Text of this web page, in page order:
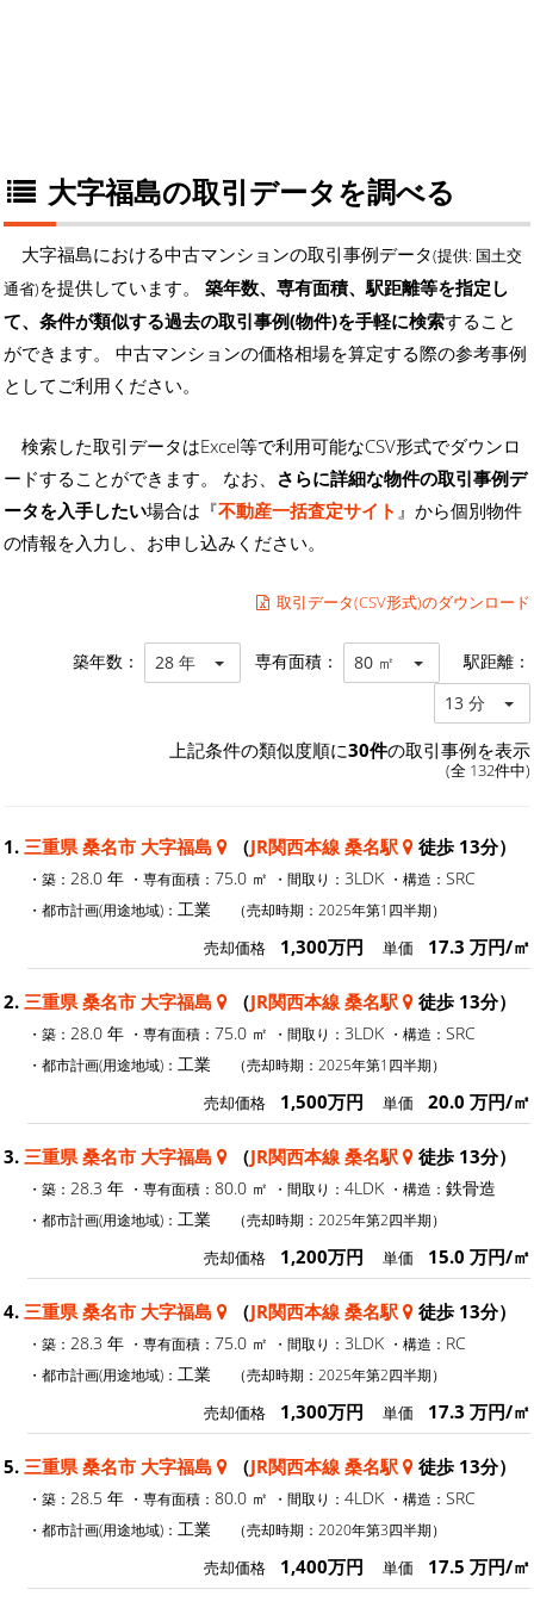
大字福島の取引データを調べる
大字福島における中古マンションの取引事例データ(提供: 国土交
通省)を提供しています。 築年数、専有面積、駅距離等を指定し
て、条件が類似する過去の取引事例(物件)を手軽に検索すること
ができます。 中古マンションの価格相場を算定する際の参考事例
としてご利用ください。
検索した取引データはExcel等で利用可能なCSV形式でダウンロ
ードすることができます。 なお、 さらに詳細な物件の取引事例デ
ータを入手したい場合は『不動産一括査定サイト 』から個別物件
の情報を入力し、お申し込みください。
取引データ(CSV形式)のダウンロード
築年数： 28 年 専有面積： 80 ㎡ 駅距離：
13 分
上記条件の類似度順に30件の取引事例を表示
(全 132件中)
1. 三重県 桑名市 大字福島 （JR関西本線 桑名駅 徒歩 13分）
・築： 28.0 年 ・専有面積： 75.0 ㎡ ・間取り： 3LDK ・構造： SRC
・都市計画(用途地域)： 工業 （売却時期：2025年第1四半期）
売却価格 1,300万円 単価 17.3 万円/㎡
2. 三重県 桑名市 大字福島 （JR関西本線 桑名駅 徒歩 13分）
・築： 28.0 年 ・専有面積： 75.0 ㎡ ・間取り： 3LDK ・構造： SRC
・都市計画(用途地域)： 工業 （売却時期：2025年第1四半期）
売却価格 1,500万円 単価 20.0 万円/㎡
3. 三重県 桑名市 大字福島 （JR関西本線 桑名駅 徒歩 13分）
・築： 28.3 年 ・専有面積： 80.0 ㎡ ・間取り： 4LDK ・構造： 鉄骨造
・都市計画(用途地域)： 工業 （売却時期：2025年第2四半期）
売却価格 1,200万円 単価 15.0 万円/㎡
4. 三重県 桑名市 大字福島 （JR関西本線 桑名駅 徒歩 13分）
・築： 28.3 年 ・専有面積： 75.0 ㎡ ・間取り： 3LDK ・構造： RC
・都市計画(用途地域)： 工業 （売却時期：2025年第2四半期）
売却価格 1,300万円 単価 17.3 万円/㎡
5. 三重県 桑名市 大字福島 （JR関西本線 桑名駅 徒歩 13分）
・築： 28.5 年 ・専有面積： 80.0 ㎡ ・間取り： 4LDK ・構造： SRC
・都市計画(用途地域)： 工業 （売却時期：2020年第3四半期）
売却価格 1,400万円 単価 17.5 万円/㎡